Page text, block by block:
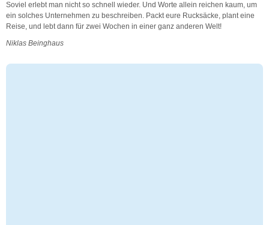
Soviel erlebt man nicht so schnell wieder. Und Worte allein reichen kaum, um
ein solches Unternehmen zu beschreiben. Packt eure Rucksäcke, plant eine
Reise, und lebt dann für zwei Wochen in einer ganz anderen Welt!
Niklas Beinghaus